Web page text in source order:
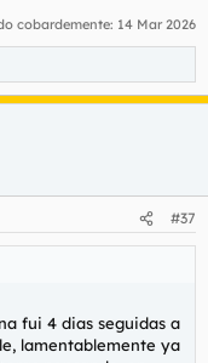
cobardemente: 14 Mar 2026
#37
fui 4 dias seguidas a
lamentablemente ya